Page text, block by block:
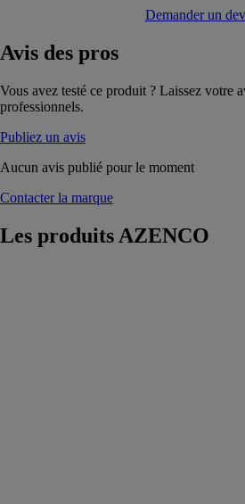
Demander un
Avis des pros
Vous avez testé ce produit ? Laissez votre
professionnels.
Publiez un avis
Aucun avis publié pour le moment
Contacter la marque
Les produits AZENCO